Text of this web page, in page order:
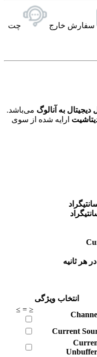
سفارش خارج چت
به آنالوگ می‌باشد.
ارایه شده از سوی
انتخاب ویژگی
≤
=
≥
Current